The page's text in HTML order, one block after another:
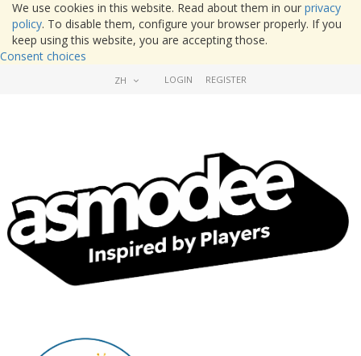
We use cookies in this website. Read about them in our privacy
policy. To disable them, configure your browser properly. If you
keep using this website, you are accepting those.
Consent choices
ZH LOGIN REGISTER